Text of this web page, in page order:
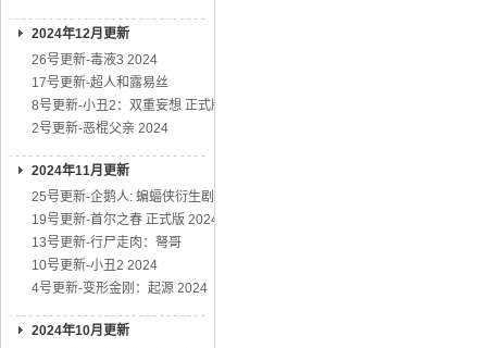
2024年12月更新
26号更新-毒液3 2024
17号更新-超人和露易丝
8号更新-小丑2：双重妄想 正式版
2号更新-恶棍父亲 2024
2024年11月更新
25号更新-企鹅人: 蝙蝠侠衍生剧
19号更新-首尔之春 正式版 2024
13号更新-行尸走肉：弩哥
10号更新-小丑2 2024
4号更新-变形金刚：起源 2024
2024年10月更新